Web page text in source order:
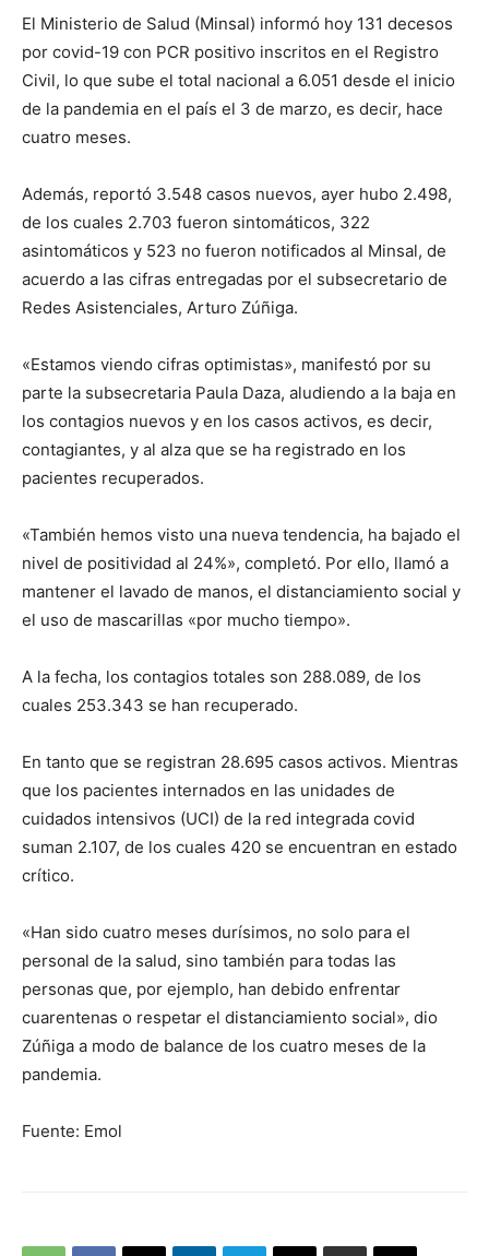
El Ministerio de Salud (Minsal) informó hoy 131 decesos
por covid-19 con PCR positivo inscritos en el Registro
Civil, lo que sube el total nacional a 6.051 desde el inicio
de la pandemia en el país el 3 de marzo, es decir, hace
cuatro meses.
Además, reportó 3.548 casos nuevos, ayer hubo 2.498,
de los cuales 2.703 fueron sintomáticos, 322
asintomáticos y 523 no fueron notificados al Minsal, de
acuerdo a las cifras entregadas por el subsecretario de
Redes Asistenciales, Arturo Zúñiga.
«Estamos viendo cifras optimistas», manifestó por su
parte la subsecretaria Paula Daza, aludiendo a la baja en
los contagios nuevos y en los casos activos, es decir,
contagiantes, y al alza que se ha registrado en los
pacientes recuperados.
«También hemos visto una nueva tendencia, ha bajado el
nivel de positividad al 24%», completó. Por ello, llamó a
mantener el lavado de manos, el distanciamiento social y
el uso de mascarillas «por mucho tiempo».
A la fecha, los contagios totales son 288.089, de los
cuales 253.343 se han recuperado.
En tanto que se registran 28.695 casos activos. Mientras
que los pacientes internados en las unidades de
cuidados intensivos (UCI) de la red integrada covid
suman 2.107, de los cuales 420 se encuentran en estado
crítico.
«Han sido cuatro meses durísimos, no solo para el
personal de la salud, sino también para todas las
personas que, por ejemplo, han debido enfrentar
cuarentenas o respetar el distanciamiento social», dio
Zúñiga a modo de balance de los cuatro meses de la
pandemia.
Fuente: Emol